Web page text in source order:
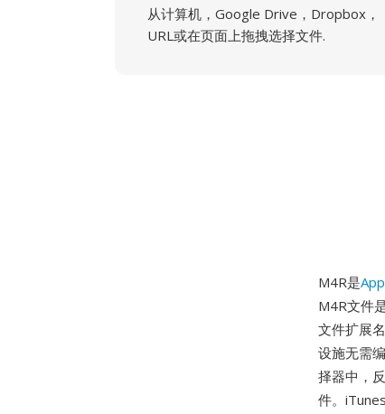
从计算机，Google Drive，Dropbox，
URL或在页面上拖拽选择文件.
M4R是
M4R文件
文件扩展
设施无需
择器中，
件。